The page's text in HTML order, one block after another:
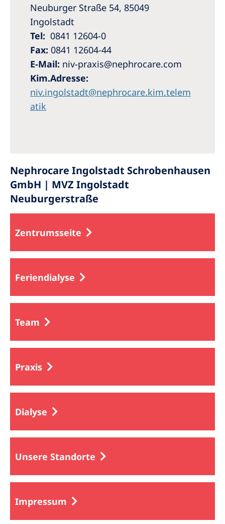
Neuburger Straße 54, 85049
Ingolstadt
Tel: 0841 12604-0
Fax: 0841 12604-44
E-Mail: niv-praxis@nephrocare.com
Kim.Adresse:
niv.ingolstadt@nephrocare.kim.telem
atik
Nephrocare Ingolstadt Schrobenhausen
GmbH | MVZ Ingolstadt
Neuburgerstraße
Zentrumsseite
Feriendialyse
Team
Praxis
Dialyse
Unsere Standorte
Impressum